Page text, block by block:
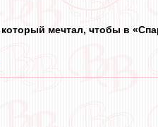
мечтал, чтобы в